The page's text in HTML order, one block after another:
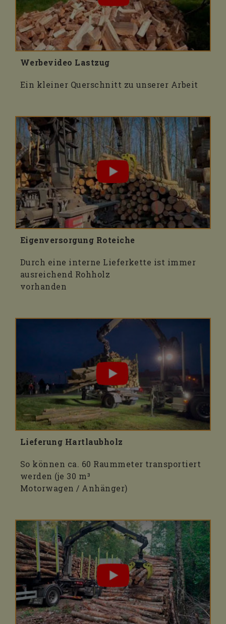
Werbevideo Lastzug
Ein kleiner Querschnitt zu unserer Arbeit
Eigenversorgung Roteiche
Durch eine interne Lieferkette ist immer
ausreichend Rohholz
vorhanden
Lieferung Hartlaubholz
So können ca. 60 Raummeter transportiert
werden (je 30 m³
Motorwagen / Anhänger)